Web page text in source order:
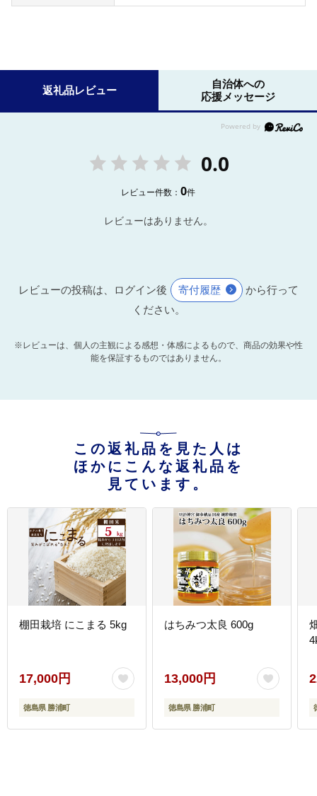
返礼品レビュー
自治体への
応援メッセージ
0.0
レビュー件数：0件
レビューはありません。
レビューの投稿は、ログイン後 寄付履歴
から行って
ください。
※レビューは、個人の主観による感想・体感によるもので、商品の効果や性
能を保証するものではありません。
この返礼品を見た人は
ほかにこんな返礼品を
見ています。
棚田栽培 にこまる 5kg
17,000円
徳島県 勝浦町
はちみつ太良 600g
13,000円
徳島県 勝浦町